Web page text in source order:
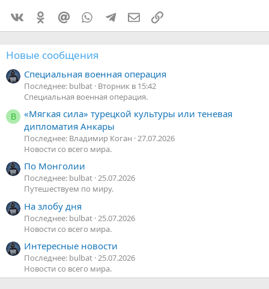
VkontakteOdnoklassniki
Mail.ruWhatsAppTelegramЭлектронная почта
Ссылка
Новые сообщения
Специальная военная операция
Последнее: bulbat Вторник в 15:42
Специальная военная операция.
В
«Мягкая сила» турецкой культуры или теневая
дипломатия Анкары
Последнее: Владимир Коган 27.07.2026
Новости со всего мира.
По Монголии
Последнее: bulbat 25.07.2026
Путешествуем по миру.
На злобу дня
Последнее: bulbat 25.07.2026
Новости со всего мира.
Интересные новости
Последнее: bulbat 25.07.2026
Новости со всего мира.